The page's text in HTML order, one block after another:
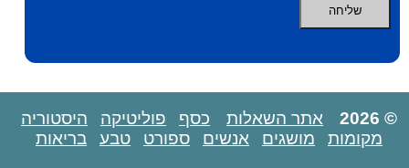
© 2026 אתר השאלות כסף פוליטיקה
היסטוריה
מקומות
מושגים אנשים ספורט טבע בריאות